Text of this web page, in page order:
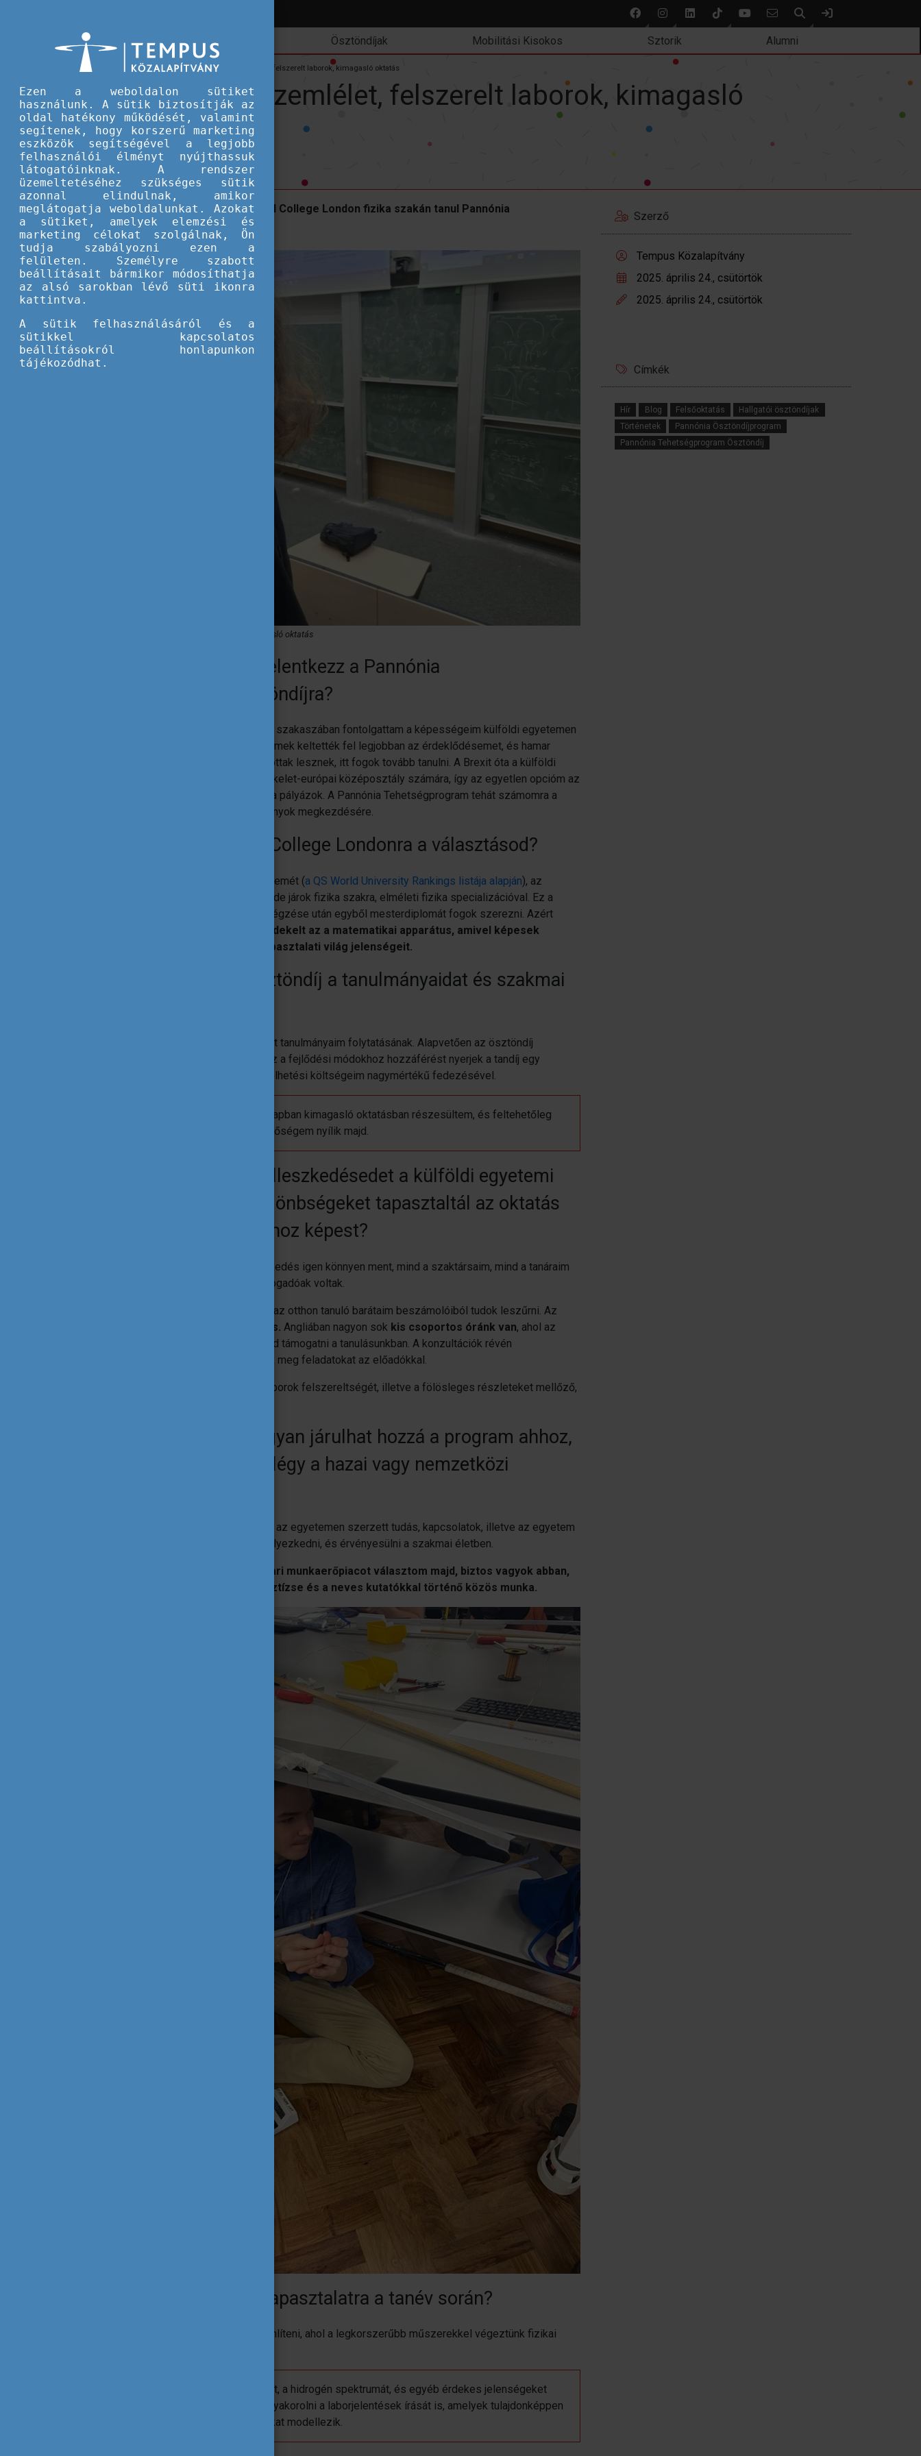
Keresés
Ösztöndíjak Mobilitási Kisokos Sztorik Alumni
Hallgatói ösztöndíjak Egyénfókuszú szemlélet, felszerelt laborok, kimagasló oktatás
Egyénfókuszú szemlélet, felszerelt laborok, kimagasló
oktatás
Interjú Aklan Larionnal, aki az Imperial College London fizika szakán tanul Pannónia
Tehetségprogram Ösztöndíjjal.
Egyénfókuszú szemlélet, felszerelt laborok, kimagasló oktatás
Mi motivált arra, hogy jelentkezz a Pannónia
Tehetségprogram Ösztöndíjra?
Már gimnáziumi tanulmányaim igen korai szakaszában fontolgattam a képességeim külföldi egyetemen
történő kamatoztatását. Az angol egyetemek keltették fel legjobban az érdeklődésemet, és hamar
eldöntöttem, hogyha a lehetőségeim adottak lesznek, itt fogok tovább tanulni. A Brexit óta a külföldi
diákok tandíja megfizethetetlenné vált a kelet-európai középosztály számára, így az egyetlen opcióm az
maradt, hogy a magyar állam ösztöndíjára pályázok. A Pannónia Tehetségprogram tehát számomra a
lehetőséget jelentette a külföldi tanulmányok megkezdésére.
Miért esett az Imperial College Londonra a választásod?
Én Európa első és a világ második egyetemét (a QS World University Rankings listája alapján), az
Imperial College Londont választottam, ide járok fizika szakra, elméleti fizika specializációval. Ez a
képzés négyéves, tehát az egyetem elvégzése után egyből mesterdiplomát fogok szerezni. Azért
mindig is érdekelt az a matematikai apparátus, amivel képesek
vagyunk absztraktan modellezni a tapasztalati világ jelenségeit.
Hogyan segítette az ösztöndíj a tanulmányaidat és szakmai
Az ösztöndíj szükségszerű feltétele volt tanulmányaim folytatásának. Alapvetően az ösztöndíj
biztosította a lehetőséget, hogy ezekhez a fejlődési módokhoz hozzáférést nyerjek a tandíj egy
részének kifizetésével és külföldi megélhetési költségeim nagymértékű fedezésével.
Az Imperialon már az elmúlt négy hónapban kimagasló oktatásban részesültem, és feltehetőleg
később szakmai fejlődésre is jó lehetőségem nyílik majd.
Hogyan élted meg a beilleszkedésedet a külföldi egyetemi
közösségbe? Milyen különbségeket tapasztaltál az oktatás
terén a hazai viszonyokhoz képest?
Az egyetemi közösségbe való beilleszkedés igen könnyen ment, mind a szaktársaim, mind a tanáraim
nagyon kedvesek, segítőkészek és befogadóak voltak.
Sok különbözőség van, amit ugyan csak az otthon tanuló barátaim beszámolóiból tudok leszűrni. Az
egyénfókuszú oktatás. Angliában nagyon sok kis csoportos óránk van, ahol az
oktató viszonylag jól ismer minket, és tud támogatni a tanulásunkban. A konzultációk révén
kérdezhetünk, és közösen beszélhetünk meg feladatokat az előadókkal.
Még nagy különbségnek mondanám a laborok felszereltségét, illetve a fölösleges részleteket mellőző,
Véleményed szerint hogyan járulhat hozzá a program ahhoz,
hogy versenyképesebb légy a hazai vagy nemzetközi
Egyelőre ezt nehéz megítélni, gondolom az egyetemen szerzett tudás, kapcsolatok, illetve az egyetem
nívója miatt könnyebben tudok majd elhelyezkedni, és érvényesülni a szakmai életben.
Akár a tudományos életet, akár az ipari munkaerőpiacot választom majd, biztos vagyok abban,
hogy sokat ad majd az egyetem presztízse és a neves kutatókkal történő közös munka.
Tettél szert gyakorlati tapasztalatra a tanév során?
Az elsőéves laborgyakorlatot tudnám említeni, ahol a legkorszerűbb műszerekkel végeztünk fizikai
Itt például egy buborék falvastagságát, a hidrogén spektrumát, és egyéb érdekes jelenségeket
vizsgáltunk meg. Lehetőségem volt gyakorolni a laborjelentések írását is, amelyek tulajdonképpen
a tudományos cikkeket és publikációkat modellezik.
Szerző
Tempus Közalapítvány
2025. április 24., csütörtök
2025. április 24., csütörtök
Címkék
Hír Blog Felsőoktatás
Hallgatói ösztöndíjak
Történetek
Pannónia Ösztöndíjprogram
Pannónia Tehetségprogram Ösztöndíj
Ezen a weboldalon sütiket
használunk. A sütik biztosítják az
oldal hatékony működését, valamint
segítenek, hogy korszerű marketing
eszközök segítségével a legjobb
felhasználói élményt nyújthassuk
látogatóinknak. A rendszer
üzemeltetéséhez szükséges sütik
azonnal elindulnak, amikor
meglátogatja weboldalunkat. Azokat
a sütiket, amelyek elemzési és
marketing célokat szolgálnak, Ön
tudja szabályozni ezen a
felületen. Személyre szabott
beállításait bármikor módosíthatja
az alsó sarokban lévő süti ikonra
kattintva.
A sütik felhasználásáról és a
sütikkel kapcsolatos
beállításokról honlapunkon
tájékozódhat.